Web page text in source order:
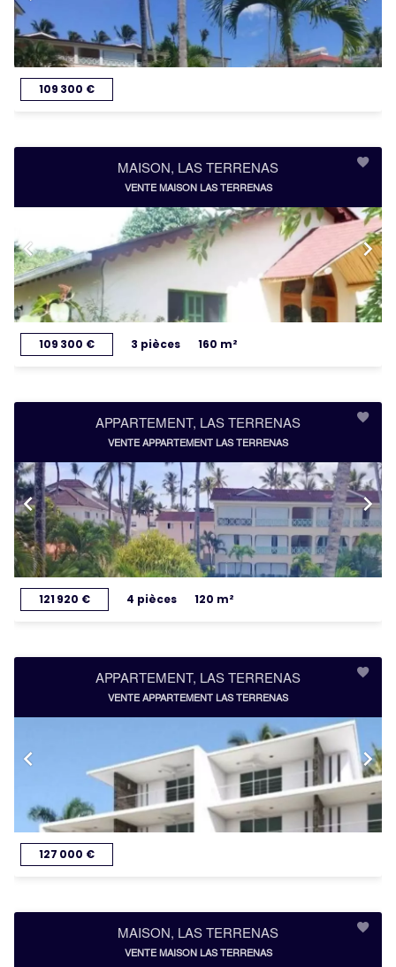
109 300 €
MAISON, LAS TERRENAS
VENTE MAISON LAS TERRENAS
109 300 € 3 pièces 160 m²
APPARTEMENT, LAS TERRENAS
VENTE APPARTEMENT LAS TERRENAS
121 920 € 4 pièces 120 m²
APPARTEMENT, LAS TERRENAS
VENTE APPARTEMENT LAS TERRENAS
127 000 €
MAISON, LAS TERRENAS
VENTE MAISON LAS TERRENAS